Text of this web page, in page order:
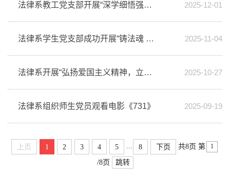
法律系教工党支部开展“深学细悟强思想，笃行实干担使命”主题党日活动 2025-12-01
法律系学生党支部成功开展“铸法魂 守初心 担使命”主题演讲比赛 2025-11-04
法律系开展“弘扬爱国主义精神，立足岗位再建新功”主题党日活动 2025-10-27
法律系组织师生党员观看电影《731》 2025-09-19
上页 1 2 3 4 5 ... 8 下页 共8页 第
/8页 跳转